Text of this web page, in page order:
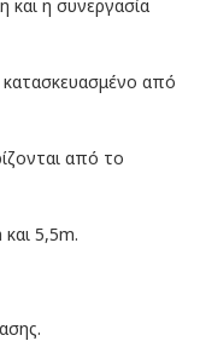
και η συνεργασία
κατασκευασμένο από
από το
5,5m.